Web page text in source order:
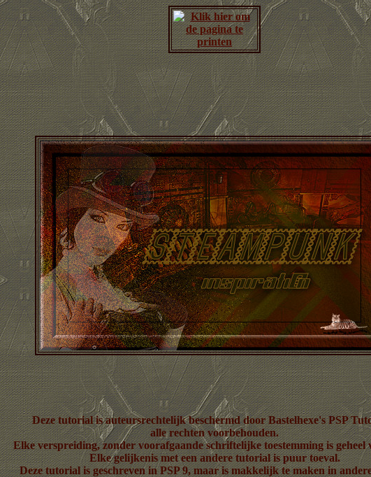
Deze tutorial is auteursrechtelijk beschermd door Bastelhexe's PSP
alle rechten voorbehouden.
Elke verspreiding, zonder voorafgaande schriftelijke toestemming is geheel
Elke gelijkenis met een andere tutorial is puur toeval.
Deze tutorial is geschreven in PSP 9, maar is makkelijk te maken in